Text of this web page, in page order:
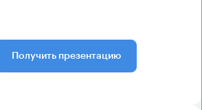
Получить презентацию